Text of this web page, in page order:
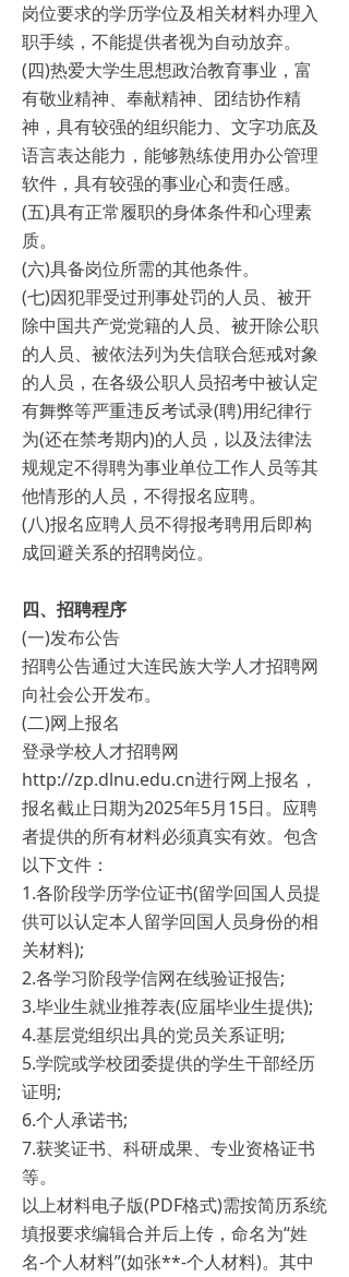
岗位要求的学历学位及相关材料办理入
职手续，不能提供者视为自动放弃。
(四)热爱大学生思想政治教育事业，富
有敬业精神、奉献精神、团结协作精
神，具有较强的组织能力、文字功底及
语言表达能力，能够熟练使用办公管理
软件，具有较强的事业心和责任感。
(五)具有正常履职的身体条件和心理素
质。
(六)具备岗位所需的其他条件。
(七)因犯罪受过刑事处罚的人员、被开
除中国共产党党籍的人员、被开除公职
的人员、被依法列为失信联合惩戒对象
的人员，在各级公职人员招考中被认定
有舞弊等严重违反考试录(聘)用纪律行
为(还在禁考期内)的人员，以及法律法
规规定不得聘为事业单位工作人员等其
他情形的人员，不得报名应聘。
(八)报名应聘人员不得报考聘用后即构
成回避关系的招聘岗位。
四、招聘程序
(一)发布公告
招聘公告通过大连民族大学人才招聘网
向社会公开发布。
(二)网上报名
登录学校人才招聘网
http://zp.dlnu.edu.cn进行网上报名，
报名截止日期为2025年5月15日。应聘
者提供的所有材料必须真实有效。包含
以下文件：
1.各阶段学历学位证书(留学回国人员提
供可以认定本人留学回国人员身份的相
关材料);
2.各学习阶段学信网在线验证报告;
3.毕业生就业推荐表(应届毕业生提供);
4.基层党组织出具的党员关系证明;
5.学院或学校团委提供的学生干部经历
证明;
6.个人承诺书;
7.获奖证书、科研成果、专业资格证书
等。
以上材料电子版(PDF格式)需按简历系统
填报要求编辑合并后上传，命名为“姓
名-个人材料”(如张**-个人材料)。其中